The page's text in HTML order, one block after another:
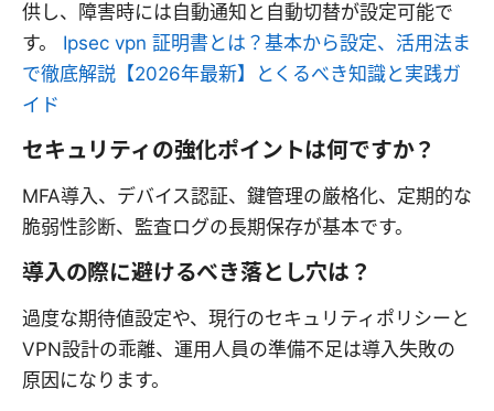
供し、障害時には自動通知と自動切替が設定可能で
す。 Ipsec vpn 証明書とは？基本から設定、活用法ま
で徹底解説【2026年最新】とくるべき知識と実践ガ
イド
セキュリティの強化ポイントは何ですか？
MFA導入、デバイス認証、鍵管理の厳格化、定期的な
脆弱性診断、監査ログの長期保存が基本です。
導入の際に避けるべき落とし穴は？
過度な期待値設定や、現行のセキュリティポリシーと
VPN設計の乖離、運用人員の準備不足は導入失敗の
原因になります。